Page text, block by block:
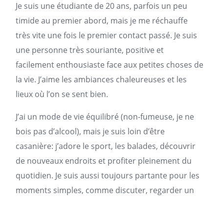
Je suis une étudiante de 20 ans, parfois un peu
timide au premier abord, mais je me réchauffe
très vite une fois le premier contact passé. Je suis
une personne très souriante, positive et
facilement enthousiaste face aux petites choses de
la vie. J’aime les ambiances chaleureuses et les
lieux où l’on se sent bien.
J’ai un mode de vie équilibré (non-fumeuse, je ne
bois pas d’alcool), mais je suis loin d’être
casanière: j’adore le sport, les balades, découvrir
de nouveaux endroits et profiter pleinement du
quotidien. Je suis aussi toujours partante pour les
moments simples, comme discuter, regarder un